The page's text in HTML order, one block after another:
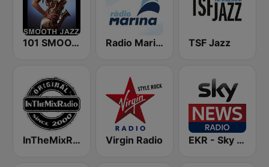
101 SMOOTH JAZZ Radio Marina 100.3 TSF Jazz
InTheMixRadio Virgin Radio EKR - Sky News Radio